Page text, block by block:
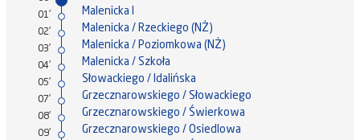
01' Malenicka I
02' Malenicka / Rzeckiego (NŻ)
03' Malenicka / Poziomkowa (NŻ)
04' Malenicka / Szkoła
05' Słowackiego / Idalińska
07' Grzecznarowskiego / Słowackiego
08' Grzecznarowskiego / Świerkowa
09' Grzecznarowskiego / Osiedlowa